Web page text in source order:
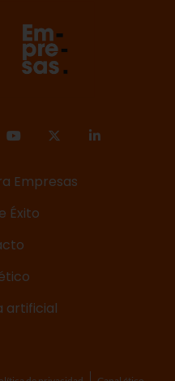
Empresas
Éxito
artificial